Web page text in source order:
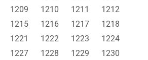
1209 1210 1211
1212
1215 1216 1217
1218
1221 1222 1223
1224
1227 1228 1229
1230